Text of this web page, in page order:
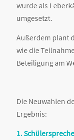
wurde als
umgesetzt.
Außerdem plant
wie die
Beteiligung am
Die Neuwahlen
Ergebnis:
1.